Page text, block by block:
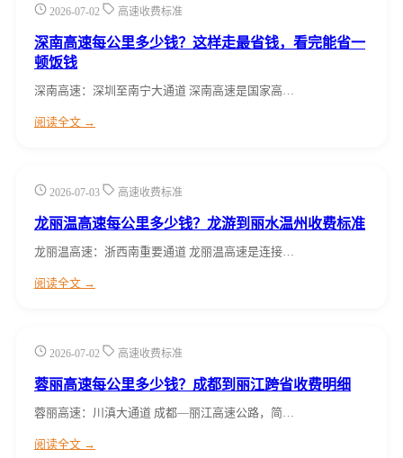
2026-07-02 高速收费标准
深南高速每公里多少钱？这样走最省钱，看完能省一
顿饭钱
深南高速：深圳至南宁大通道 深南高速是国家高…
阅读全文 →
2026-07-03 高速收费标准
龙丽温高速每公里多少钱？龙游到丽水温州收费标准
龙丽温高速：浙西南重要通道 龙丽温高速是连接…
阅读全文 →
2026-07-02 高速收费标准
蓉丽高速每公里多少钱？成都到丽江跨省收费明细
蓉丽高速：川滇大通道 成都—丽江高速公路，简…
阅读全文 →